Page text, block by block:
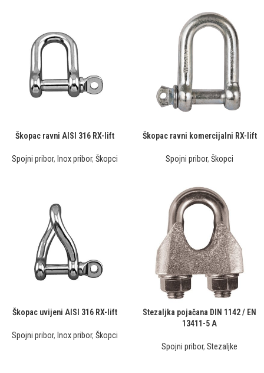
Škopac ravni AISI 316 RX-lift
Spojni pribor, Inox pribor, Škopci
Škopac ravni komercijalni RX-lift
Spojni pribor, Škopci
Škopac uvijeni AISI 316 RX-lift
Spojni pribor, Inox pribor, Škopci
Stezaljka pojačana DIN 1142 / EN
13411-5 A
Spojni pribor, Stezaljke